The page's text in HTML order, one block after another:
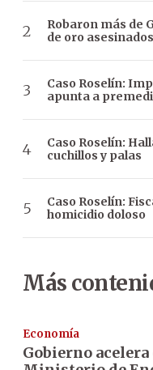
Robaron más de
de oro
Caso Roselín:
apunta a
Caso Roselín:
cuchillos y palas
Caso Roselín:
homicidio doloso
Más
Economía
Gobierno